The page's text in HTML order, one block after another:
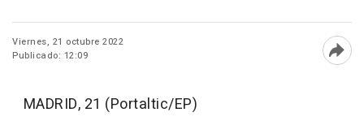
Viernes, 21 octubre 2022
Publicado: 12:09
MADRID, 21 (Portaltic/EP)